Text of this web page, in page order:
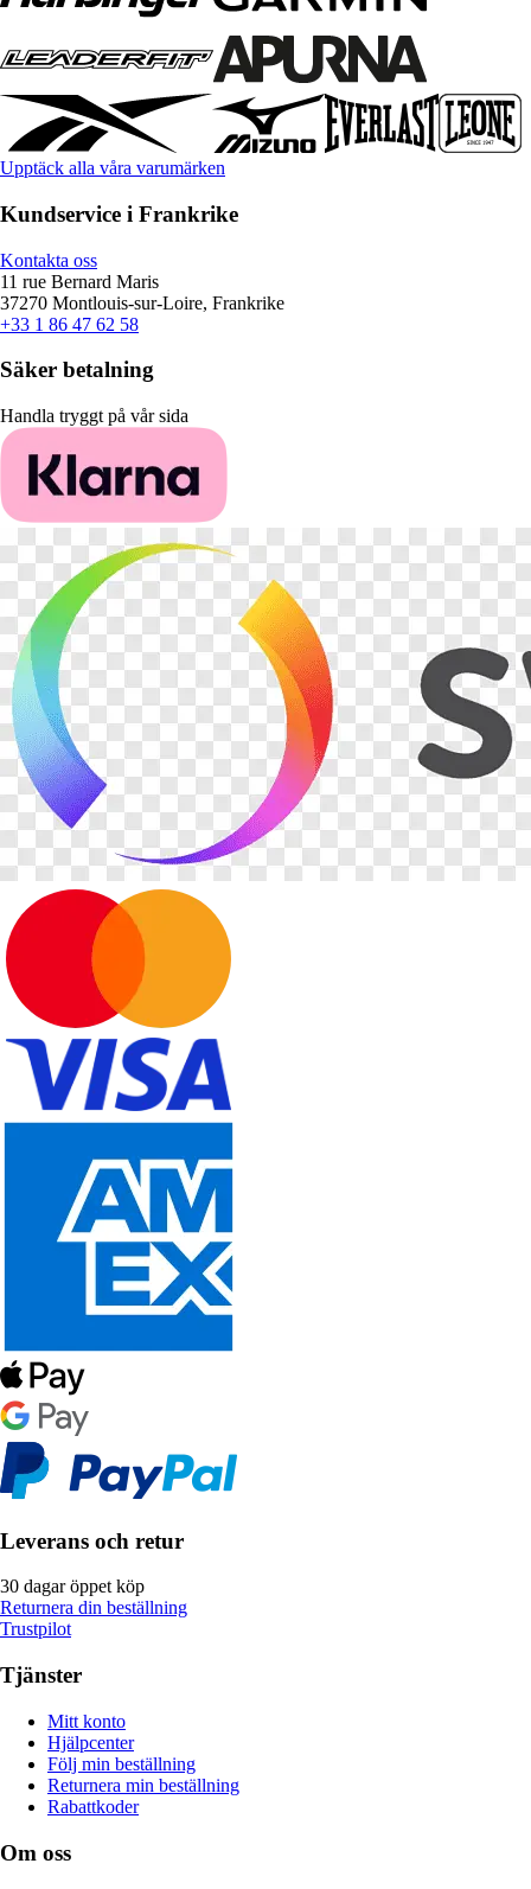
Upptäck alla våra varumärken
Kundservice i Frankrike
Kontakta oss
11 rue Bernard Maris
37270 Montlouis-sur-Loire, Frankrike
+33 1 86 47 62 58
Säker betalning
Handla tryggt på vår sida
Leverans och retur
30 dagar öppet köp
Returnera din beställning
Trustpilot
Tjänster
Mitt konto
Hjälpcenter
Följ min beställning
Returnera min beställning
Rabattkoder
Om oss